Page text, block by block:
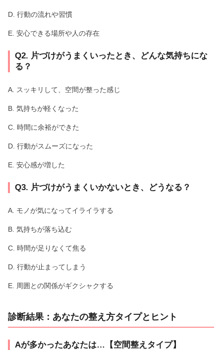
D. 行動の流れや習慣
E. 安心できる場所や人の存在
Q2. 片づけがうまくいったとき、どんな気持ちにな
る？
A. スッキリして、空間が整った感じ
B. 気持ちが軽くなった
C. 時間に余裕ができた
D. 行動がスムーズになった
E. 安心感が増した
Q3. 片づけがうまくいかないとき、どうなる？
A. モノが気になってイライラする
B. 気持ちが落ち込む
C. 時間が足りなくて焦る
D. 行動が止まってしまう
E. 周囲との関係がギクシャクする
診断結果：あなたの整え方タイプとヒント
Aが多かったあなたは…【空間整えタイプ】